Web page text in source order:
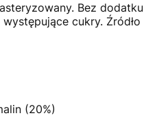
Bez dodatku
cukry. Źródło
(20%)